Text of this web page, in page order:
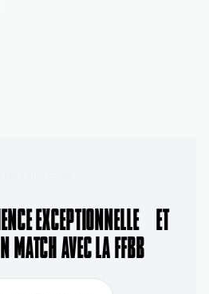
EXCEPTIONNELLE ET
MATCH AVEC LA FFBB